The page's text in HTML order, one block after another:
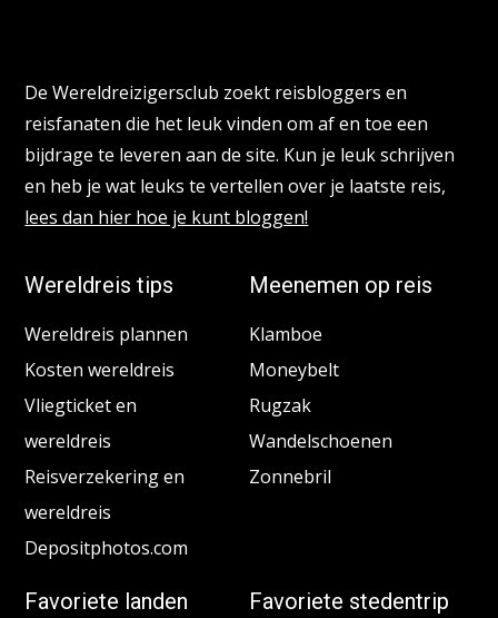
De Wereldreizigersclub zoekt reisbloggers en
reisfanaten die het leuk vinden om af en toe een
bijdrage te leveren aan de site. Kun je leuk schrijven
en heb je wat leuks te vertellen over je laatste reis,
lees dan hier hoe je kunt bloggen!
Wereldreis tips
Wereldreis plannen
Kosten wereldreis
Vliegticket en
wereldreis
Reisverzekering en
wereldreis
Depositphotos.com
Meenemen op reis
Klamboe
Moneybelt
Rugzak
Wandelschoenen
Zonnebril
Favoriete landen Favoriete stedentrip